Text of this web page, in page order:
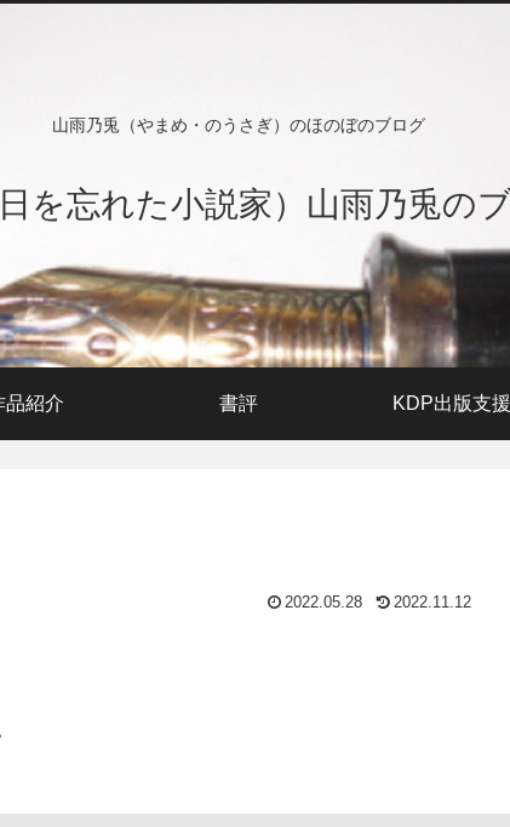
山雨乃兎（やまめ・のうさぎ）のほのぼのブログ
を忘れた小説家）山雨乃兎の
品紹介 書評 KDP出版支援
2022.05.28 2022.11.12